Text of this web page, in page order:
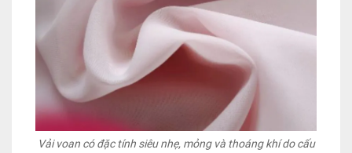
Vải voan có đặc tính siêu nhẹ, mỏng và thoáng khí do cấu